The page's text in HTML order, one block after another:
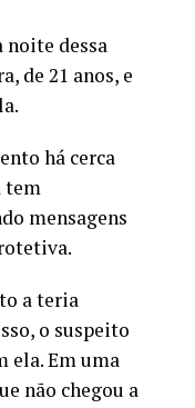
noite dessa
de 21 anos, e
há cerca
tem
mensagens
a teria
o suspeito
ela. Em uma
não chegou a